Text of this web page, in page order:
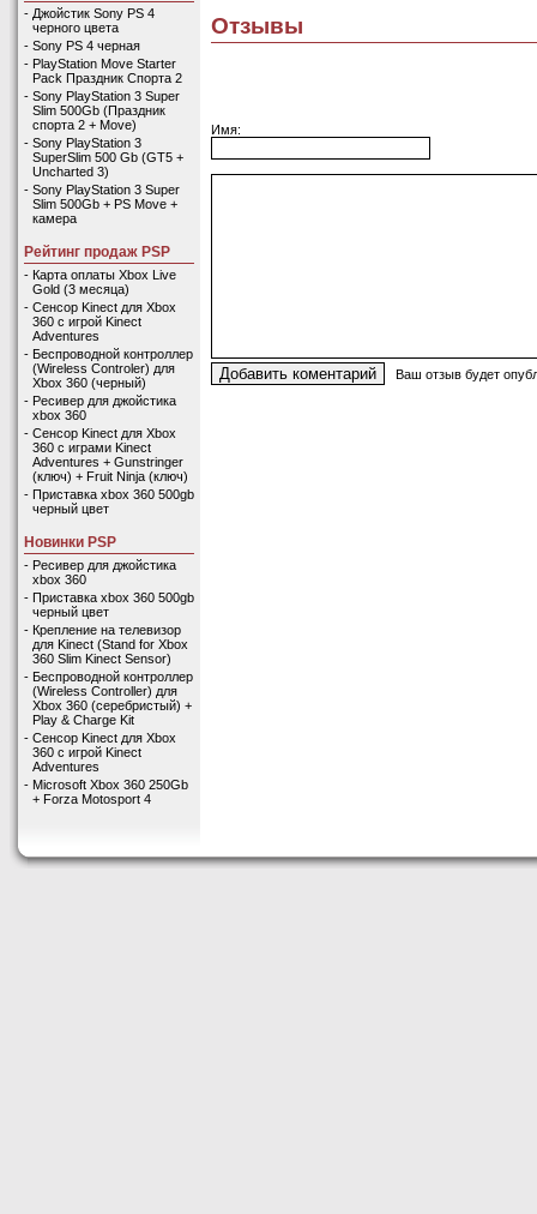
- Джойстик Sony PS 4
черного цвета
- Sony PS 4 черная
- PlayStation Move Starter
Pack Праздник Спорта 2
- Sony PlayStation 3 Super
Slim 500Gb (Праздник
спорта 2 + Move)
- Sony PlayStation 3
SuperSlim 500 Gb (GT5 +
Uncharted 3)
- Sony PlayStation 3 Super
Slim 500Gb + PS Move +
камера
Рейтинг продаж PSP
- Карта оплаты Xbox Live
Gold (3 месяца)
- Сенсор Kinect для Xbox
360 с игрой Kinect
Adventures
- Беспроводной контроллер
(Wireless Controler) для
Xbox 360 (черный)
- Ресивер для джойстика
xbox 360
- Сенсор Kinect для Xbox
360 с играми Kinect
Adventures + Gunstringer
(ключ) + Fruit Ninja (ключ)
- Приставка xbox 360 500gb
черный цвет
Новинки PSP
- Ресивер для джойстика
xbox 360
- Приставка xbox 360 500gb
черный цвет
- Крепление на телевизор
для Kinect (Stand for Xbox
360 Slim Kinect Sensor)
- Беспроводной контроллер
(Wireless Controller) для
Xbox 360 (серебристый) +
Play & Charge Kit
- Сенсор Kinect для Xbox
360 с игрой Kinect
Adventures
- Microsoft Xbox 360 250Gb
+ Forza Motosport 4
Отзывы
Имя:
Ваш отзыв будет